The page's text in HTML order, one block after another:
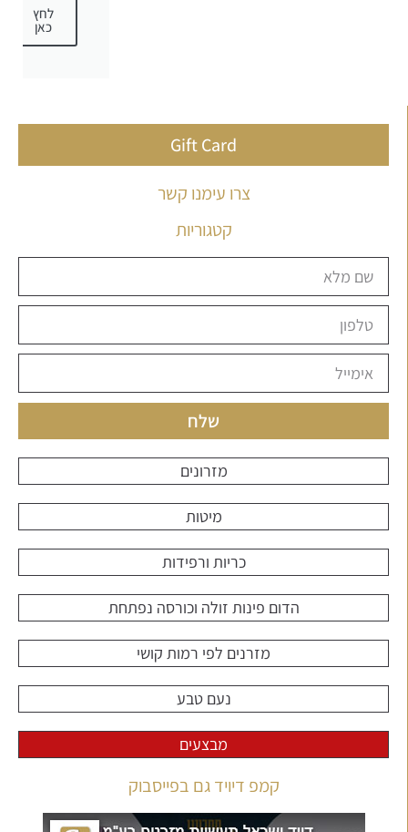
לחץ
כאן
Gift Card
צרו עימנו קשר
קטגוריות
שלח
מזרונים
מיטות
כריות ורפידות
הדום פינות זולה וכורסה נפתחת
מזרנים לפי רמות קושי
נעם טבע
מבצעים
קמפ דיויד גם בפייסבוק